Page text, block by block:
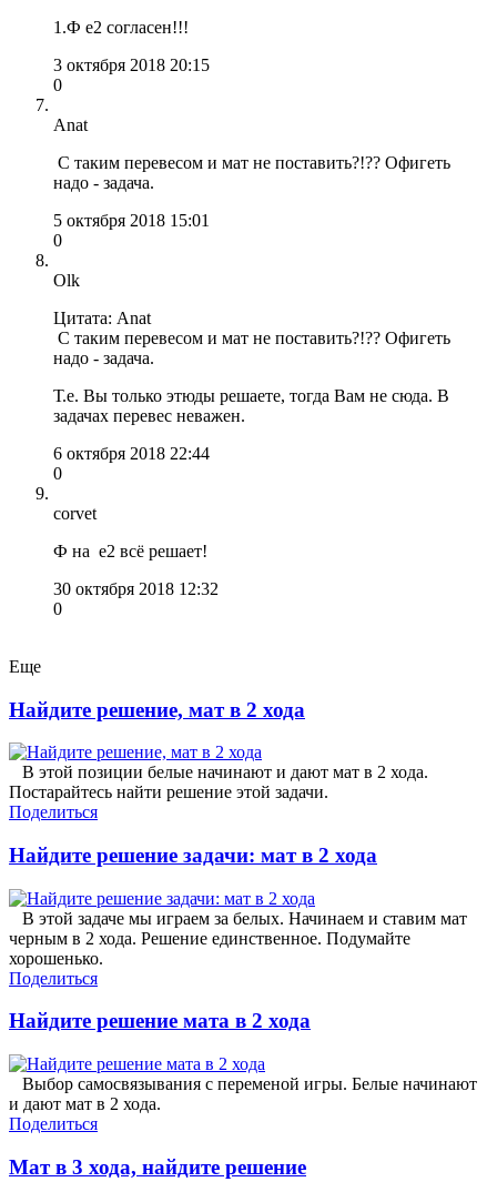
1.Ф е2 согласен!!!
3 октября 2018 20:15
0
Anat
С таким перевесом и мат не поставить?!?? Офигеть
надо - задача.
5 октября 2018 15:01
0
Olk
Цитата: Anat
С таким перевесом и мат не поставить?!?? Офигеть
надо - задача.
Т.е. Вы только этюды решаете, тогда Вам не сюда. В
задачах перевес неважен.
6 октября 2018 22:44
0
corvet
Ф на е2 всё решает!
30 октября 2018 12:32
0
Еще
Найдите решение, мат в 2 хода
В этой позиции белые начинают и дают мат в 2 хода.
Постарайтесь найти решение этой задачи.
Поделиться
Найдите решение задачи: мат в 2 хода
В этой задаче мы играем за белых. Начинаем и ставим мат
черным в 2 хода. Решение единственное. Подумайте
хорошенько.
Поделиться
Найдите решение мата в 2 хода
Выбор самосвязывания с переменой игры. Белые начинают
и дают мат в 2 хода.
Поделиться
Мат в 3 хода, найдите решение